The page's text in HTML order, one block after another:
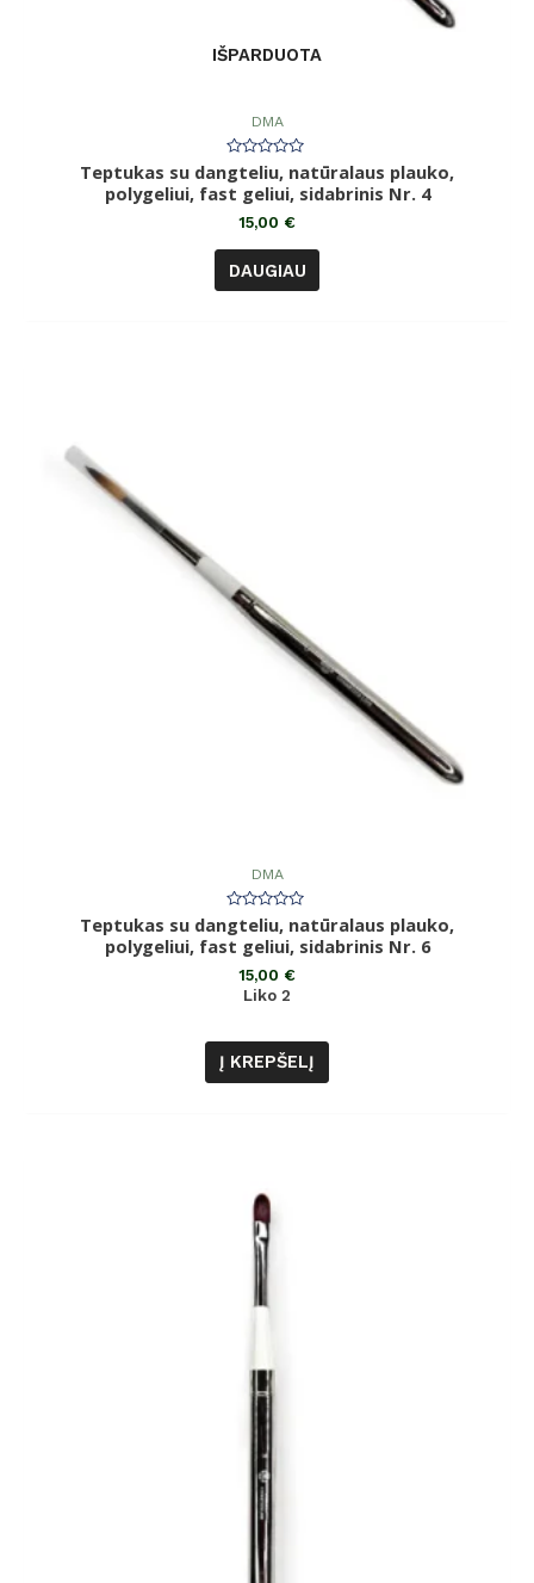
IŠPARDUOTA
DMA
Įvertinimas:
0
iš
Teptukas su dangteliu, natūralaus plauko,
polygeliui, fast geliui, sidabrinis Nr. 4
15,00 €
DAUGIAU
DMA
Įvertinimas:
0
iš
Teptukas su dangteliu, natūralaus plauko,
polygeliui, fast geliui, sidabrinis Nr. 6
15,00 €
Liko 2
Į KREPŠELĮ